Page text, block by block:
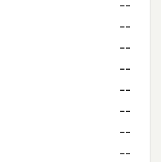
--
--
--
--
--
--
--
--